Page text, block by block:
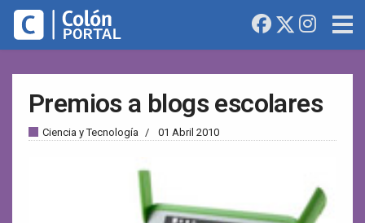
Premios a blogs escolares
Ciencia y Tecnología 01 Abril 2010